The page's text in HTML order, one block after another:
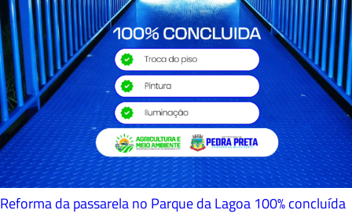
Reforma da passarela no Parque da Lagoa 100% concluída